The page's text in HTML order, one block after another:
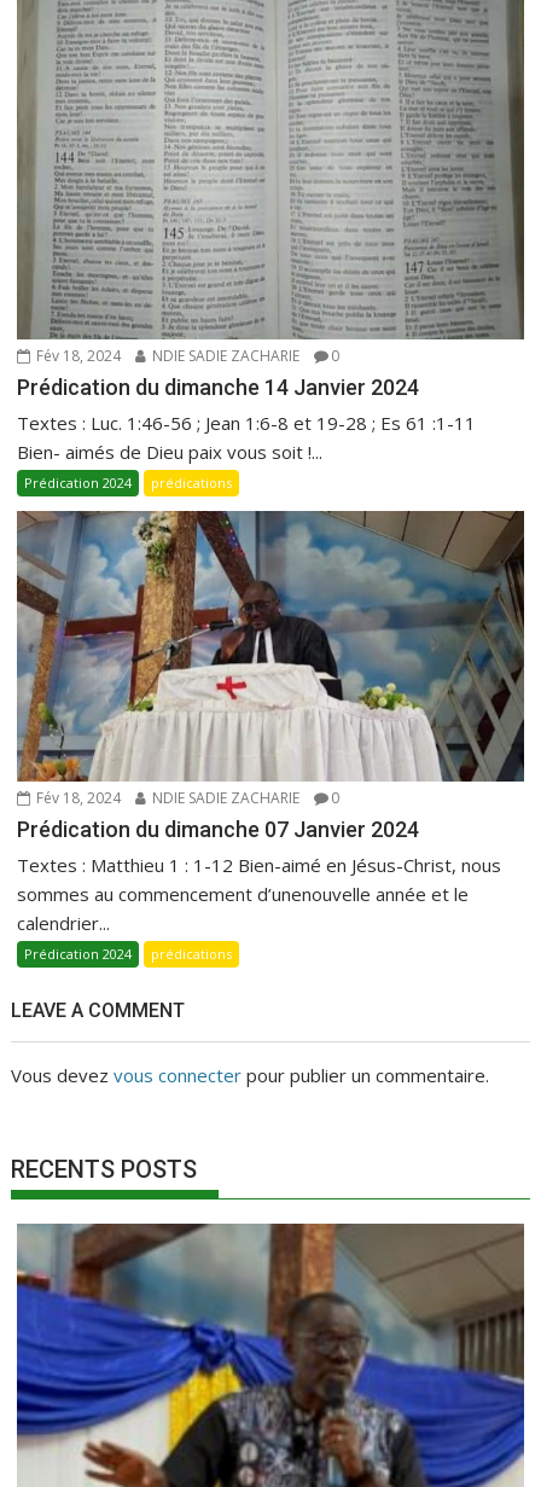
Fév 18, 2024 NDIE SADIE ZACHARIE 0
Prédication du dimanche 14 Janvier 2024
Textes : Luc. 1:46-56 ; Jean 1:6-8 et 19-28 ; Es 61 :1-11
Bien- aimés de Dieu paix vous soit !...
Prédication 2024 prédications
Fév 18, 2024 NDIE SADIE ZACHARIE 0
Prédication du dimanche 07 Janvier 2024
Textes : Matthieu 1 : 1-12 Bien-aimé en Jésus-Christ, nous
sommes au commencement d’unenouvelle année et le
calendrier...
Prédication 2024 prédications
LEAVE A COMMENT
Vous devezvous connecter pour publier un commentaire.
RECENTS POSTS